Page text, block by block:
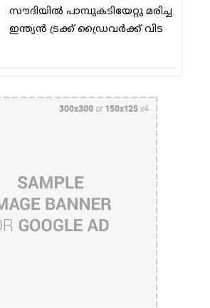
സൗദിയിൽ പാമ്പുകടിയേറ്റു മരിച്ച
ഇന്ത്യൻ ട്രക്ക് ഡ്രൈവർക്ക് വിട